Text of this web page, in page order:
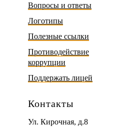
Вопросы и ответы
Логотипы
Полезные ссылки
Противодействие
коррупции
Поддержать лицей
Контакты
Ул. Кирочная, д.8